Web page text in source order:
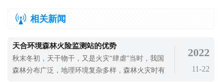
相关新闻
天合环境森林火险监测站的优势
秋末冬初，天干物干，又是火灾“肆虐”当时，我国
森林分布广泛，地理环境复杂多样，森林火灾时有
2022
11-22